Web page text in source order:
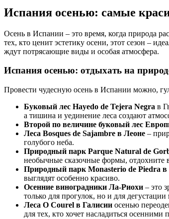
Испания осенью: самые
Осень в Испании – это время, когда природа
тех, кто ценит эстетику осени, этот сезон –
ждут потрясающие виды и особая атмосфера.
Испания осенью: отдыхать на
Провести чудесную осень в Испании можно,
Буковый лес Hayedo de Tejera Negra в
а тишина и уединение леса создают
Второй по величине буковый лес
Леса Bosques de Sajambre в Леоне –
голубого неба.
Природный парк Parque Natural de
необычные сказочные формы, отдохните
Природный парк Monasterio de Piedra в
выглядят особенно красиво.
Осенние виноградники Ла-Риохи – это
только для прогулок, но и для
Леса O Courel в Галисии осенью
для тех, кто хочет насладиться